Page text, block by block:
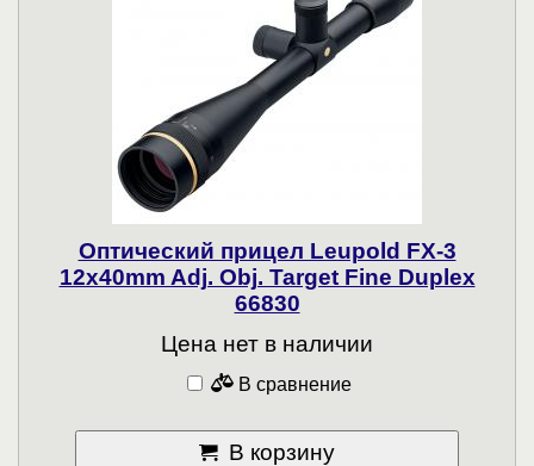
Оптический прицел Leupold FX-3
12x40mm Adj. Obj. Target Fine Duplex
66830
Цена нет в наличии
В сравнение
В корзину